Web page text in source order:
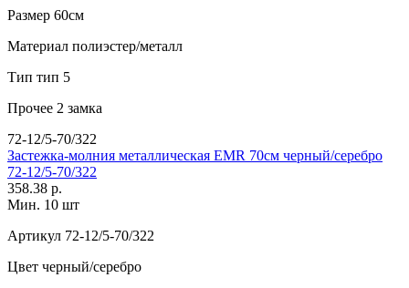
Размер 60см
Материал полиэстер/металл
Тип тип 5
Прочее 2 замка
72-12/5-70/322
Застежка-молния металлическая EMR 70см черный/серебро
72-12/5-70/322
358.38 р.
Мин. 10 шт
Артикул 72-12/5-70/322
Цвет черный/серебро